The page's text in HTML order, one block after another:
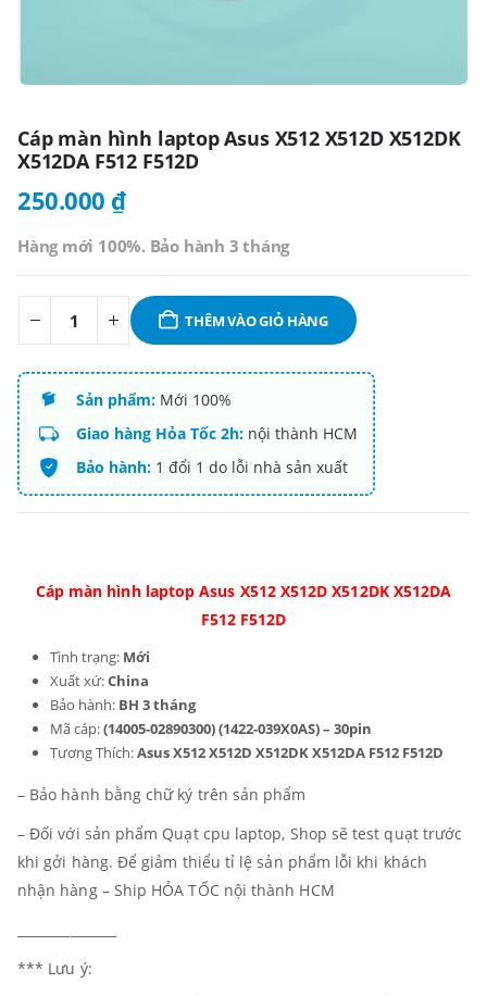
Cáp màn hình laptop Asus X512 X512D X512DK
X512DA F512 F512D
250.000 ₫
Hàng mới 100%. Bảo hành 3 tháng
THÊM VÀO GIỎ HÀNG
Sản phẩm:Mới 100%
Giao hàng Hỏa Tốc 2h:nội thành HCM
Bảo hành:1 đổi 1 do lỗi nhà sản xuất
Cáp màn hình laptop Asus X512 X512D X512DK X512DA
F512 F512D
Tình trạng: Mới
Xuất xứ:China
Bảo hành: BH 3 tháng
Mã cáp:(14005-02890300) (1422-039X0AS) – 30pin
Tương Thích:Asus X512 X512D X512DK X512DA F512 F512D
– Bảo hành bằng chữ ký trên sản phẩm
– Đối với sản phẩm Quạt cpu laptop, Shop sẽ test quạt trước
khi gởi hàng. Để giảm thiểu tỉ lệ sản phẩm lỗi khi khách
nhận hàng – Ship HỎA TỐC nội thành HCM
*** Lưu ý: